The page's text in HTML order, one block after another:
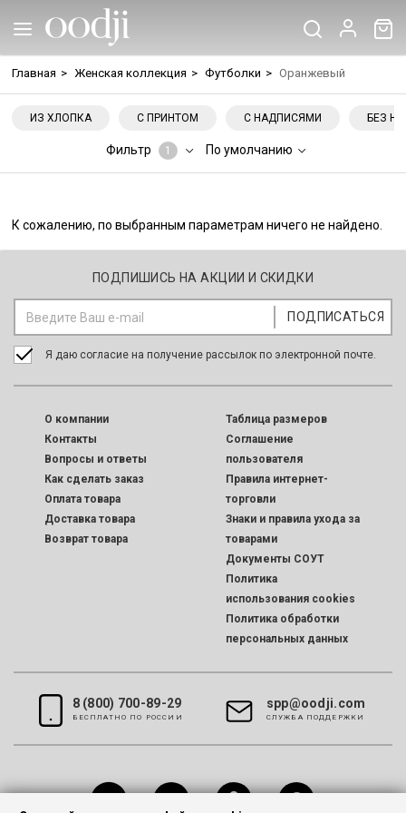
Главная > Женская коллекция > Футболки > Оранжевый
ИЗ ХЛОПКА С ПРИНТОМ С НАДПИСЯМИ БЕЗ
Фильтр 1 По умолчанию
К сожалению, по выбранным параметрам ничего не найдено.
ПОДПИШИСЬ НА АКЦИИ И СКИДКИ
Я даю согласие на получение рассылок по электронной почте.
O компании
Контакты
Вопросы и ответы
Как сделать заказ
Оплата товара
Доставка товара
Возврат товара
Таблица размеров
Соглашение
пользователя
Правила интернет-
торговли
Знаки и правила ухода за
товарами
Документы СОУТ
Политика
использования cookies
Политика обработки
персональных данных
8 (800) 700-89-29
БЕСПЛАТНО ПО РОССИИ
spp@oodji.com
CЛУЖБА ПОДДЕРЖКИ